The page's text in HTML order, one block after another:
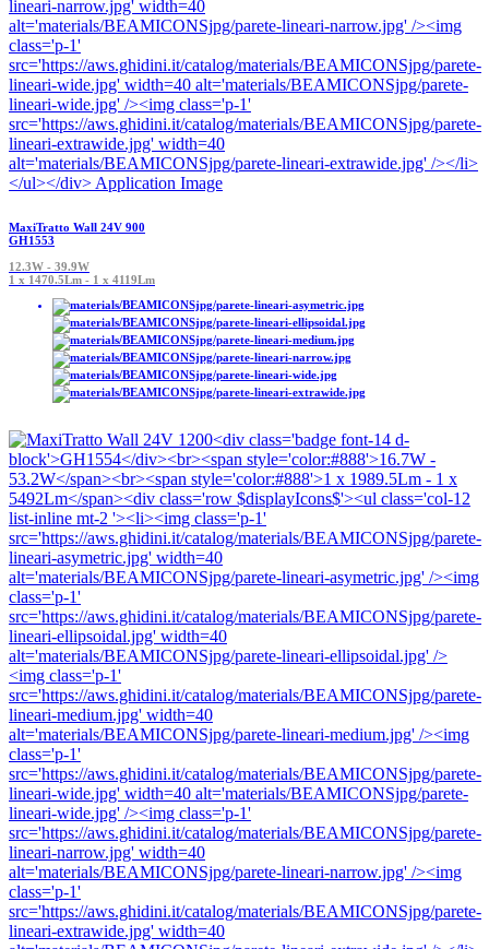
MaxiTratto Wall 24V 900
GH1553
12.3W - 39.9W
1 x 1470.5Lm - 1 x 4119Lm